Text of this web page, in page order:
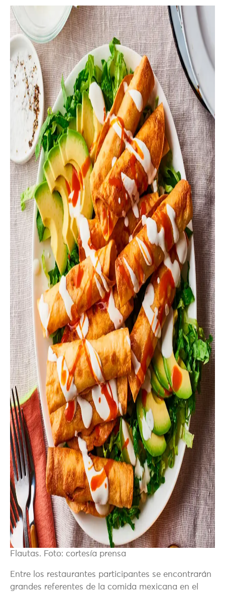
Flautas. Foto: cortesía prensa
Entre los restaurantes participantes se encontrarán
grandes referentes de la comida mexicana en el